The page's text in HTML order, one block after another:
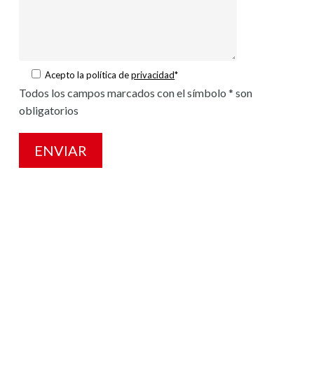
Acepto la política deprivacidad*
Todos los campos marcados con el símbolo * son
obligatorios